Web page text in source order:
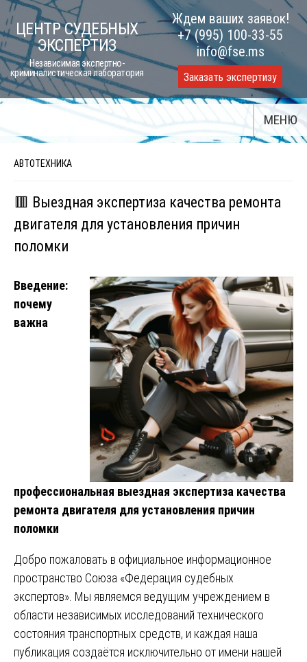
Skip
to
content
ЦЕНТР СУДЕБНЫХ
ЭКСПЕРТИЗ
Независимая экспертно-
криминалистическая лаборатория
Ждем ваших заявок!
+7 (995) 100-33-55
info@fse.ms
Заказать экспертизу
МЕНЮ
АВТОТЕХНИКА
🟥 Выездная экспертиза качества ремонта
двигателя для установления причин
поломки
Введение:
почему
важна
профессиональная выездная экспертиза качества
ремонта двигателя для установления причин
поломки
Добро пожаловать в официальное информационное
пространство Союза «Федерация судебных
экспертов». Мы являемся ведущим учреждением в
области независимых исследований технического
состояния транспортных средств, и каждая наша
публикация создаётся исключительно от имени нашей